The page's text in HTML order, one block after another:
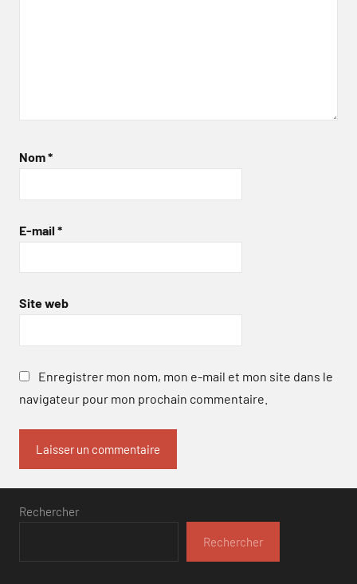
Nom*
E-mail *
Site web
Enregistrer mon nom, mon e-mail et mon site dans le
navigateur pour mon prochain commentaire.
Rechercher
Rechercher